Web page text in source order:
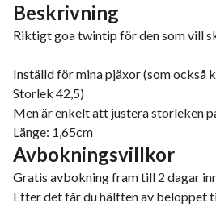
Beskrivning
Riktigt goa twintip för den som vill
Inställd för mina pjäxor (som också
Storlek 42,5)
Men är enkelt att justera storleken
Länge: 1,65cm
Avbokningsvillkor
Gratis avbokning fram till 2 dagar
Efter det får du hälften av beloppet